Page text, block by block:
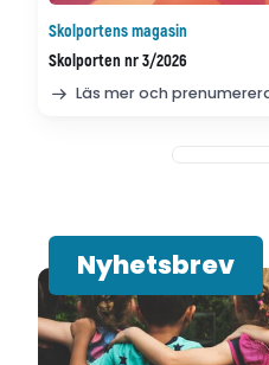
Skolportens magasin
Skolporten nr 3/2026
Läs mer och
Nyhetsbrev